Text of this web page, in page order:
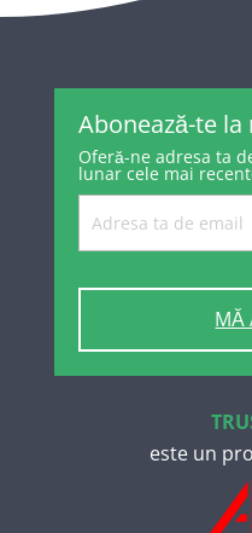
Abonează-te
Oferă-ne adresa ta
lunar cele mai
MĂ
este un